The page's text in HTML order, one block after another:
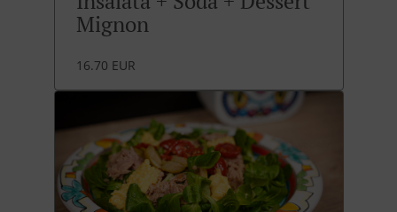
Mignon
16.70 EUR